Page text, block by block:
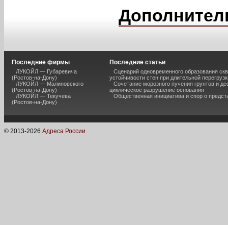
Последние фирмы
ЛУКОЙЛ — Губаревича
(Ростов-на-Дону)
ЛУКОЙЛ — Малиновского
(Ростов-на-Дону)
ЛУКОЙЛ — Текучева
(Ростов-на-Дону)
Последние статьи
Сценарий одновременного образования
устойчивости стен при длительной
Сочетание морозного пучения грунтов и
циклическое разрушение основания
Общественная инициатива и спор о
© 2013-2026 Адреса России